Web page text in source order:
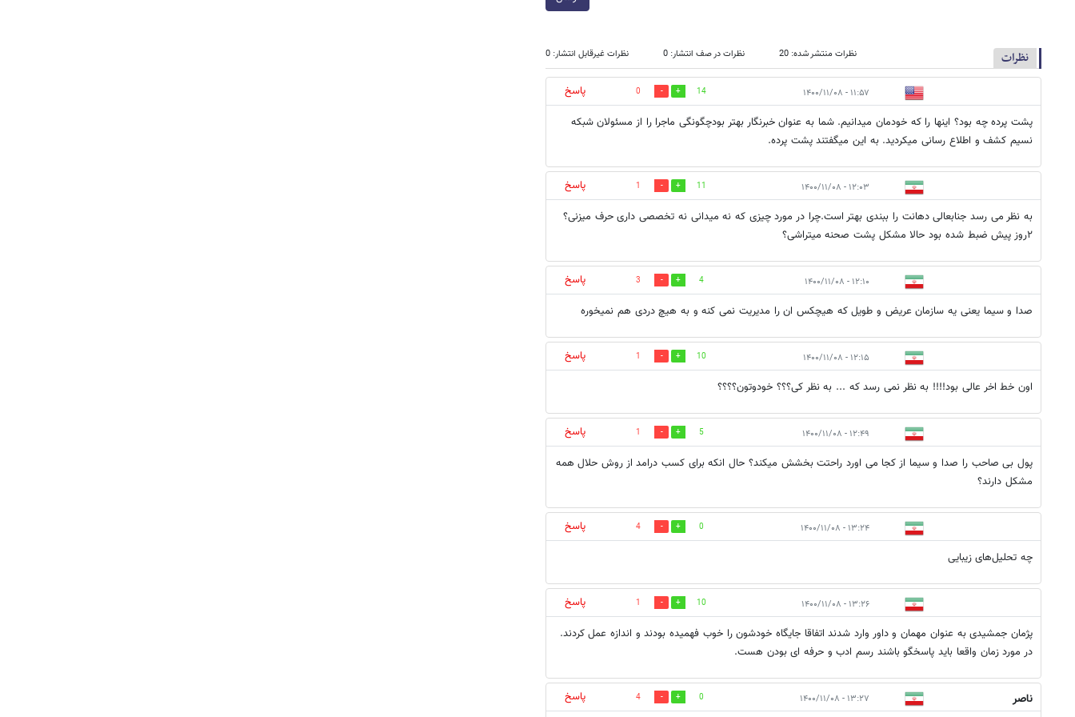
نظرات نظرات منتشر شده: 20 نظرات در صف انتشار: 0 نظرات غیرقابل انتشار: 0
۱۱:۵۷ - ۱۴۰۰/۱۱/۰۸ 14
0
پاسخ
پشت پرده چه بود؟ اینها را که خودمان میدانیم. شما به عنوان خبرنگار بهتر بودچگونگی ماجرا را از مسئولان شبکه
نسیم کشف و اطلاع رسانی میکردید. به این میگفتند پشت پرده.
۱۲:۰۳ - ۱۴۰۰/۱۱/۰۸ 11
1
پاسخ
به نظر می رسد جنابعالی دهانت را ببندی بهتر است.چرا در مورد چیزی که نه میدانی نه تخصصی داری حرف میزنی؟
۲روز پیش ضبط شده بود حالا مشکل پشت صحنه میتراشی؟
۱۲:۱۰ - ۱۴۰۰/۱۱/۰۸ 4
3
پاسخ
صدا و سیما یعنی یه سازمان عریض و طویل که هیچکس ان را مدیریت نمی کنه و به هیچ دردی هم نمیخوره
۱۲:۱۵ - ۱۴۰۰/۱۱/۰۸ 10
1
پاسخ
اون خط اخر عالی بود!!!! به نظر نمی رسد که ... به نظر کی؟؟؟ خودوتون؟؟؟؟
۱۲:۴۹ - ۱۴۰۰/۱۱/۰۸ 5
1
پاسخ
پول بی صاحب را صدا و سیما از کجا می اورد راحتت بخشش میکند؟ حال انکه برای کسب درامد از روش حلال همه
مشکل دارند؟
۱۳:۲۴ - ۱۴۰۰/۱۱/۰۸ 0
4
پاسخ
چه تحلیل‌های زیبایی
۱۳:۲۶ - ۱۴۰۰/۱۱/۰۸ 10
1
پاسخ
پژمان جمشیدی به عنوان مهمان و داور وارد شدند اتفاقا جایگاه خودشون را خوب فهمیده بودند و اندازه عمل کردند.
در مورد زمان واقعا باید پاسخگو باشند رسم ادب و حرفه ای بودن هست.
ناصر ۱۳:۲۷ - ۱۴۰۰/۱۱/۰۸ 0
4 پاسخ